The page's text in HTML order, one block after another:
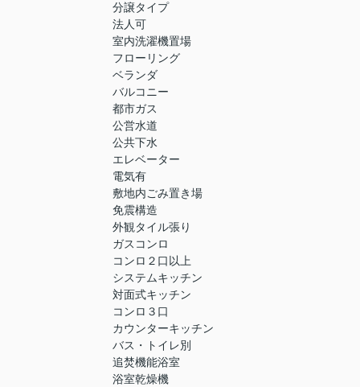
分譲タイプ
法人可
室内洗濯機置場
フローリング
ベランダ
バルコニー
都市ガス
公営水道
公共下水
エレベーター
電気有
敷地内ごみ置き場
免震構造
外観タイル張り
ガスコンロ
コンロ２口以上
システムキッチン
対面式キッチン
コンロ３口
カウンターキッチン
バス・トイレ別
追焚機能浴室
浴室乾燥機